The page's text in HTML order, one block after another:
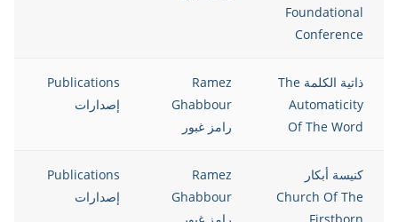
Foundational
Conference
ذاتية الكلمة The
Automaticity
Of The Word
Ramez
Ghabbour
رامز غبور
Publications
إصدارات
كنيسة أبكار
Church Of The
Ramez
Ghabbour
Publications
إصدارات